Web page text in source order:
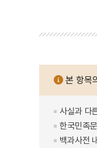
본 항목
사실과 다
한국민족
백과사전